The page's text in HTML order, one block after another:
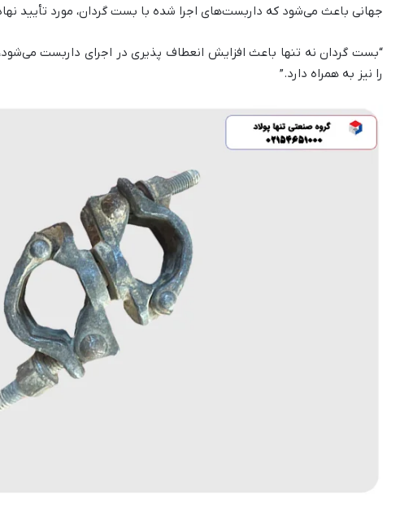
جهانی باعث می‌شود که داربست‌های اجرا شده با بست گردان، مورد تأیید
“بست گردان نه تنها باعث افزایش انعطاف پذیری در اجرای داربست
را نیز به همراه دارد.”